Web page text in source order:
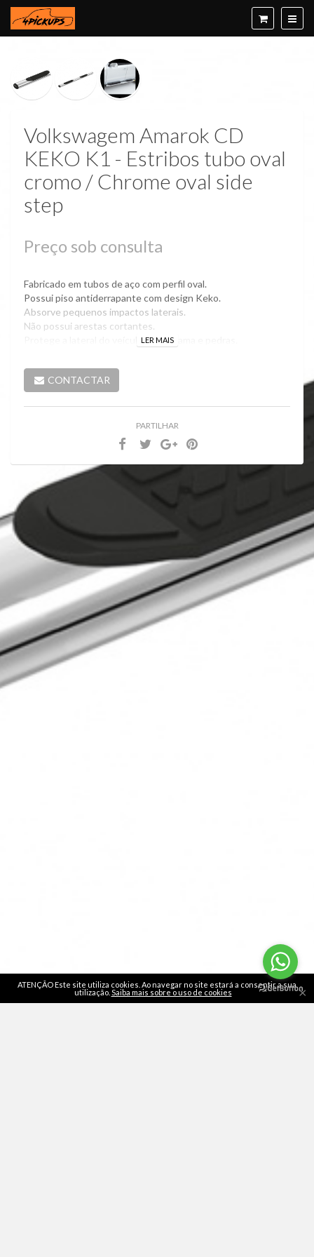
Volkswagem Amarok CD
KEKO K1 - Estribos tubo oval
cromo / Chrome oval side
step
Preço sob consulta
Fabricado em tubos de aço com perfil oval.
Possui piso antiderrapante com design Keko.
Absorve pequenos impactos laterais.
Não possui arestas cortantes.
Protege a lateral do veículo contra lama e pedras.
no veículo.
Inovador conceito de fixação, para uma instalação simples e
rápida.
Acompanha peça plástica localizada entre o tubo e o suporte
de fixação para evitar atrito aerodinamico.
Fixação através dos furos existente no veiculo sem afetar a
LER MAIS
CONTACTAR
PARTILHAR
ATENÇÃO Este site utiliza cookies. Ao navegar no site estará a consentir a sua
utilização. Saiba mais sobre o uso de cookies ×